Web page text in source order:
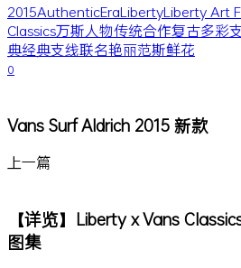
2015AuthenticEraLibertyLiberty Art
Classics万斯人物传统合作复古多彩
典经典支线联名艳丽范斯鲜花
0
Vans Surf Aldrich 2015 新款
上一篇
【详览】Liberty x Vans
图集